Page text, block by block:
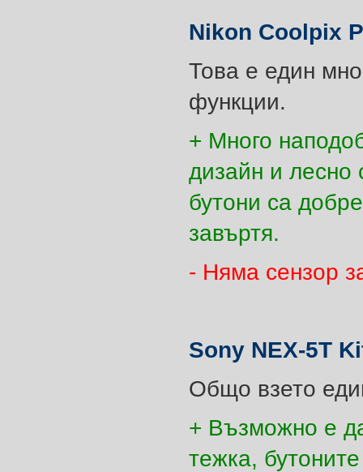
Nikon Coolpix
Това е един
функции.
+ Много
дизайн и
бутони са
завъртя.
- Няма сензор
Sony NEX-5T
Общо взето
+ Възможно е
тежка,